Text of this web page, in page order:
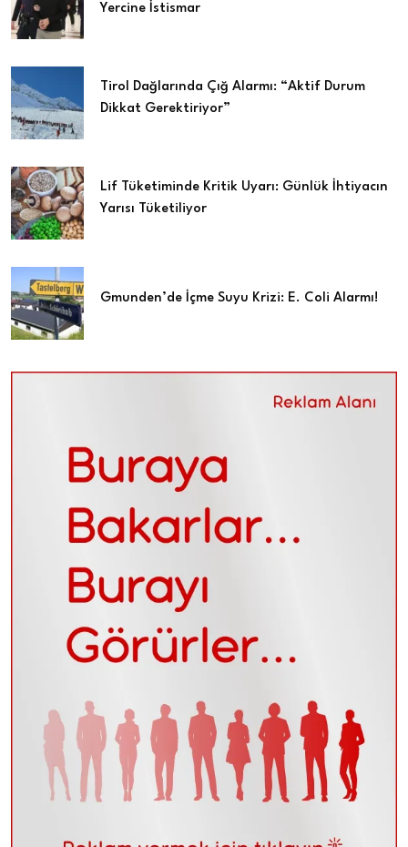
Yercine İstismar
Tirol Dağlarında Çığ Alarmı: “Aktif Durum
Dikkat Gerektiriyor”
Lif Tüketiminde Kritik Uyarı: Günlük İhtiyacın
Yarısı Tüketiliyor
Gmunden’de İçme Suyu Krizi: E. Coli Alarmı!